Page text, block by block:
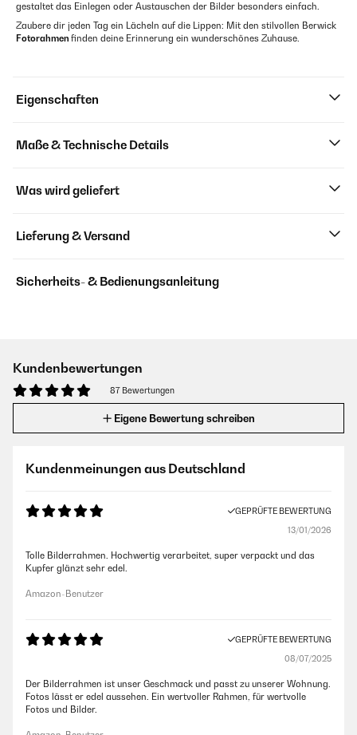
gestaltet das Einlegen oder Austauschen der Bilder besonders einfach.
Zaubere dir jeden Tag ein Lächeln auf die Lippen: Mit den stilvollen Berwick
Fotorahmen finden deine Erinnerung ein wunderschönes Zuhause.
Eigenschaften
Maße & Technische Details
Was wird geliefert
Lieferung & Versand
Sicherheits- & Bedienungsanleitung
Kundenbewertungen
87 Bewertungen
Eigene Bewertung schreiben
Kundenmeinungen aus Deutschland
GEPRÜFTE BEWERTUNG
13/01/2026
Tolle Bilderrahmen. Hochwertig verarbeitet, super verpackt und das
Kupfer glänzt sehr edel.
Amazon-Benutzer
GEPRÜFTE BEWERTUNG
08/07/2025
Der Bilderrahmen ist unser Geschmack und passt zu unserer Wohnung.
Fotos lässt er edel aussehen. Ein wertvoller Rahmen, für wertvolle
Fotos und Bilder.